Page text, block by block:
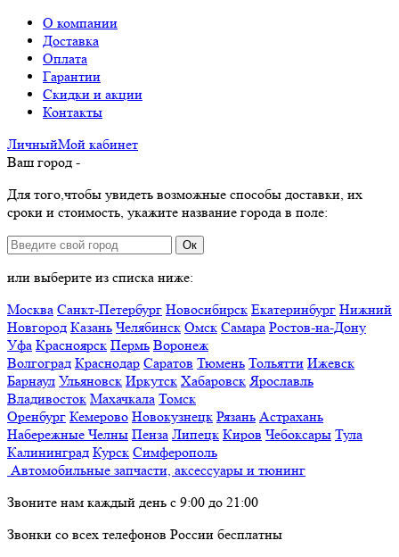
О компании
Доставка
Оплата
Гарантии
Скидки и акции
Контакты
ЛичныйМой кабинет
Ваш город -
Для того,чтобы увидеть возможные способы доставки, их
сроки и стоимость, укажите название города в поле:
Ок
или выберите из списка ниже:
Москва Санкт-Петербург Новосибирск Екатеринбург Нижний
Новгород Казань Челябинск Омск Самара Ростов-на-Дону
Уфа Красноярск Пермь Воронеж
Волгоград Краснодар Саратов Тюмень Тольятти Ижевск
Барнаул Ульяновск Иркутск Хабаровск Ярославль
Владивосток Махачкала Томск
Оренбург Кемерово Новокузнецк Рязань Астрахань
Набережные Челны Пенза Липецк Киров Чебоксары Тула
Калининград Курск Симферополь
Автомобильные запчасти, аксессуары и тюнинг
Звоните нам каждый день с 9:00 до 21:00
Звонки со всех телефонов России бесплатны